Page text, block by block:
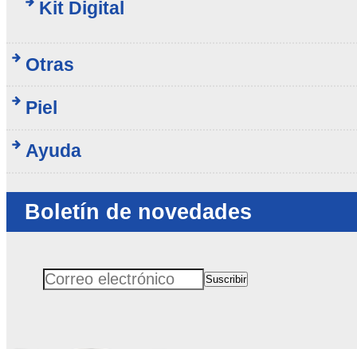
Kit Digital
Otras
Piel
Ayuda
Boletín de novedades
Correo electrónicoSuscribir